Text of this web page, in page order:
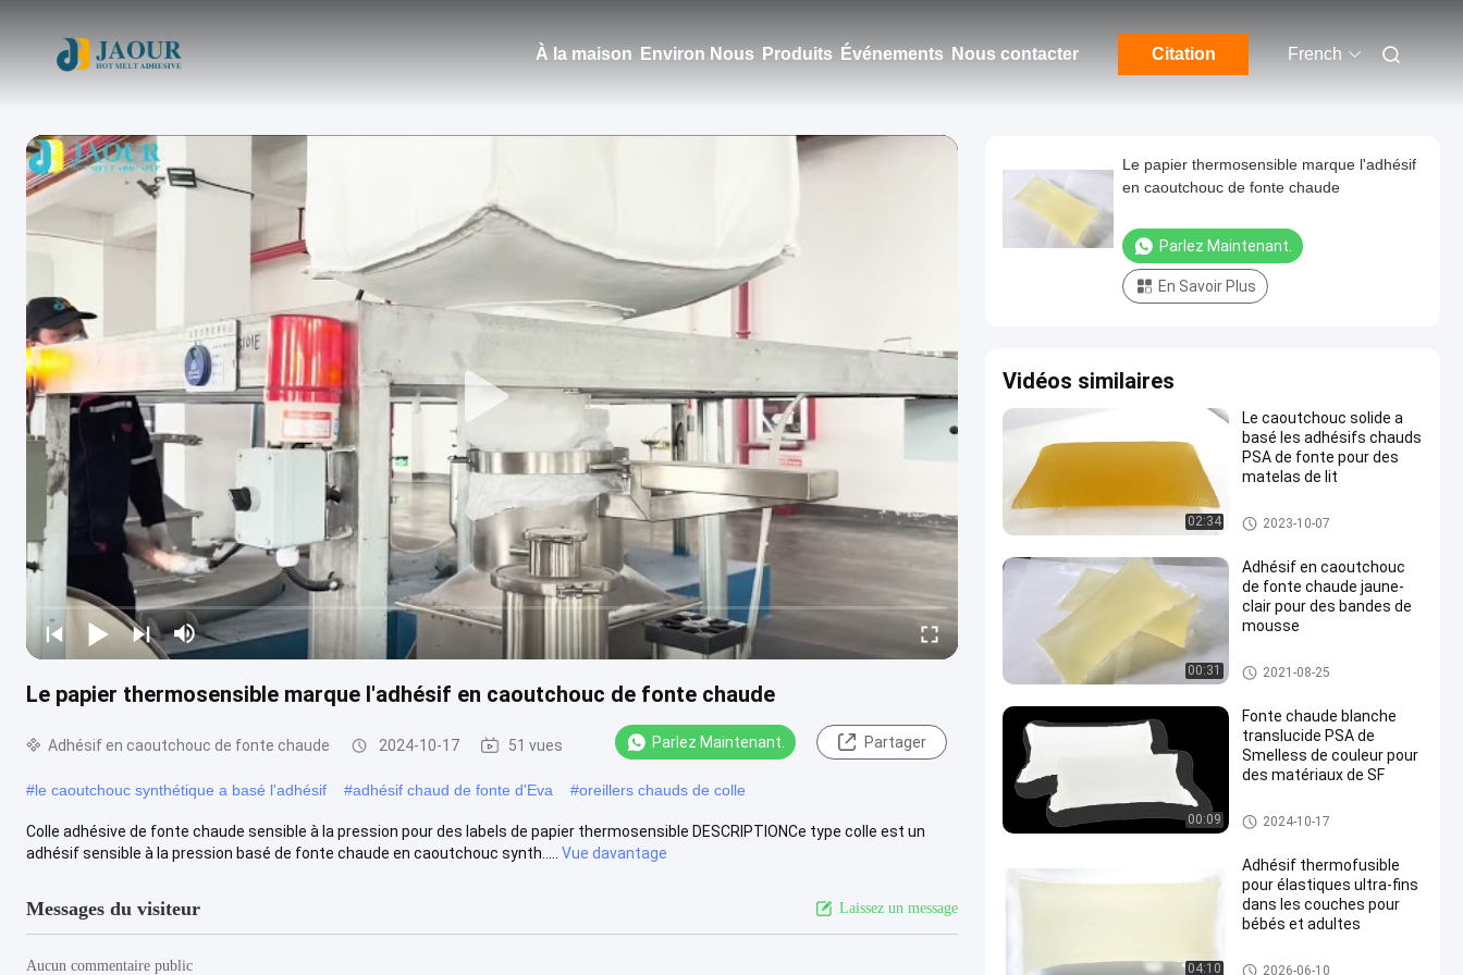
À la maison Environ Nous Produits Événements Nous contacter Citation French
Le papier thermosensible marque l'adhésif en caoutchouc de fonte chaude
Adhésif en caoutchouc de fonte chaude 2024-10-17 51 vues Parlez Maintenant. Partager
#le caoutchouc synthétique a basé l'adhésif #adhésif chaud de fonte d'Eva #oreillers chauds de colle
Colle adhésive de fonte chaude sensible à la pression pour des labels de papier thermosensible DESCRIPTIONCe type colle est un
adhésif sensible à la pression basé de fonte chaude en caoutchouc synth.....
Vue davantage
Messages du visiteur Laissez un message
Aucun commentaire public
Le papier thermosensible marque l'adhésif
en caoutchouc de fonte chaude
Parlez Maintenant.
En Savoir Plus
Vidéos similaires
02:34
Le caoutchouc solide a
basé les adhésifs chauds
PSA de fonte pour des
matelas de lit
Adhésif en caoutchouc de font
e chaude
2023-10-07
00:31
Adhésif en caoutchouc
de fonte chaude jaune-
clair pour des bandes de
mousse
Adhésif en caoutchouc de font
e chaude
2021-08-25
00:09
Fonte chaude blanche
translucide PSA de
Smelless de couleur pour
des matériaux de SF
Adhésif en caoutchouc de font
e chaude
2024-10-17
04:10
Adhésif thermofusible
pour élastiques ultra-fins
dans les couches pour
bébés et adultes
adhésif chaud de la fonte PSA
2026-06-10